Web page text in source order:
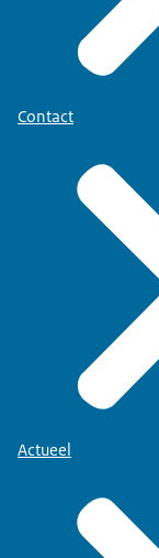
Contact
Actueel